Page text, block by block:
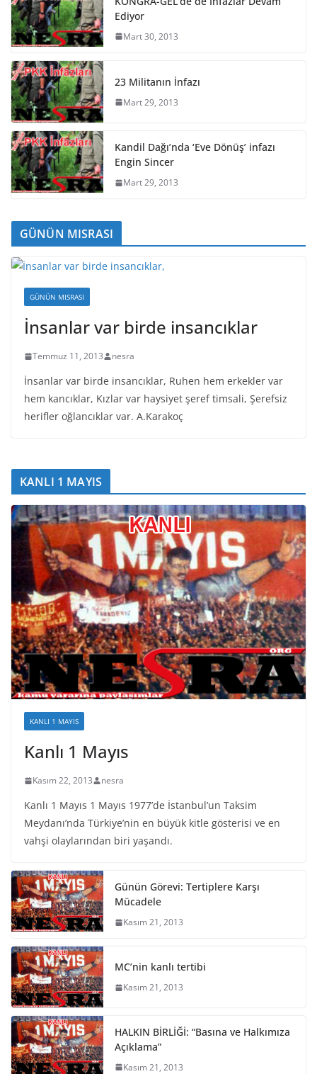
Ediyor
Mart 30, 2013
23 Militanın İnfazı
Mart 29, 2013
Kandil Dağı’nda ‘Eve Dönüş’ infazı
Engin Sincer
Mart 29, 2013
GÜNÜN MISRASI
GÜNÜN MISRASI
İnsanlar var birde insancıklar
Temmuz 11, 2013 nesra
İnsanlar var birde insancıklar, Ruhen hem erkekler var
hem kancıklar, Kızlar var haysiyet şeref timsali, Şerefsiz
herifler oğlancıklar var. A.Karakoç
KANLI 1 MAYIS
KANLI 1 MAYIS
Kanlı 1 Mayıs
Kasım 22, 2013 nesra
Kanlı 1 Mayıs 1 Mayıs 1977’de İstanbul’un Taksim
Meydanı’nda Türkiye’nin en büyük kitle gösterisi ve en
vahşi olaylarından biri yaşandı.
Günün Görevi: Tertiplere Karşı
Mücadele
Kasım 21, 2013
MC’nin kanlı tertibi
Kasım 21, 2013
HALKIN BİRLİĞİ: “Basına ve Halkımıza
Açıklama”
Kasım 21, 2013